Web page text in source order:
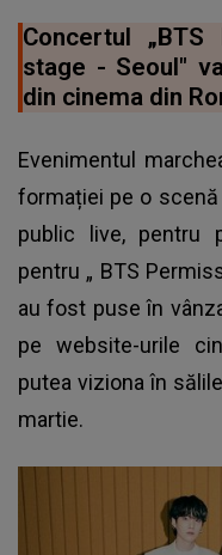
Concertul
stage - Seoul"
din cinema din
Evenimentul
formației pe o scenă
public live, pentru
pentru „ BTS
au fost puse în
pe website-urile
putea viziona în
martie.